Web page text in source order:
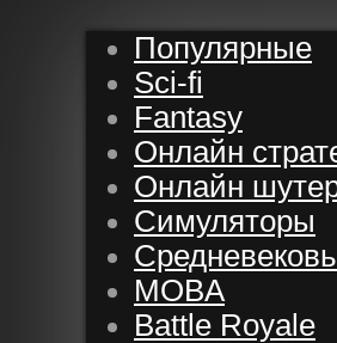
Популярные
Sci-fi
Fantasy
Онлайн
Онлайн
Симуляторы
MOBA
Battle Royale